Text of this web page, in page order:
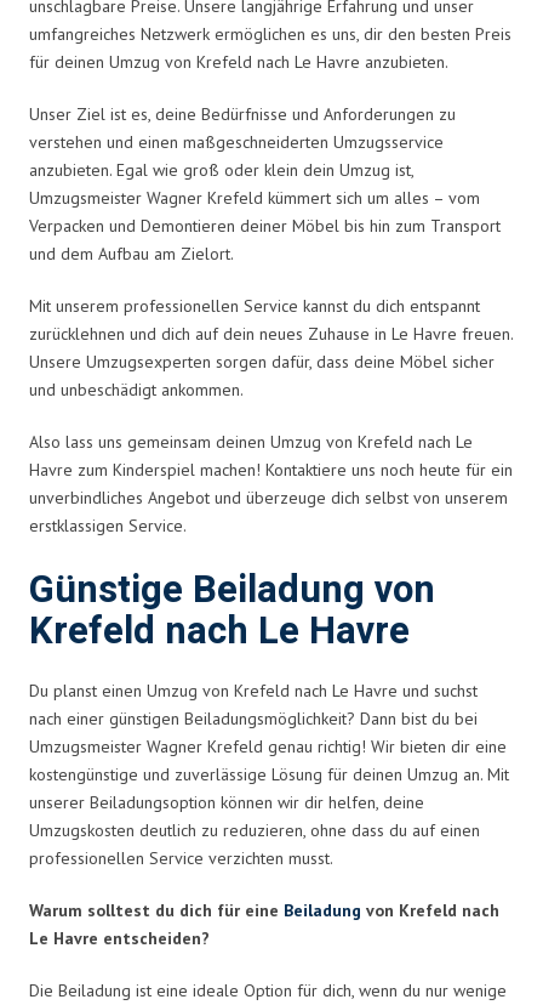
unschlagbare Preise. Unsere langjährige Erfahrung und unser
umfangreiches Netzwerk ermöglichen es uns, dir den besten Preis
für deinen Umzug von Krefeld nach Le Havre anzubieten.
Unser Ziel ist es, deine Bedürfnisse und Anforderungen zu
verstehen und einen maßgeschneiderten Umzugsservice
anzubieten. Egal wie groß oder klein dein Umzug ist,
Umzugsmeister Wagner Krefeld kümmert sich um alles – vom
Verpacken und Demontieren deiner Möbel bis hin zum Transport
und dem Aufbau am Zielort.
Mit unserem professionellen Service kannst du dich entspannt
zurücklehnen und dich auf dein neues Zuhause in Le Havre freuen.
Unsere Umzugsexperten sorgen dafür, dass deine Möbel sicher
und unbeschädigt ankommen.
Also lass uns gemeinsam deinen Umzug von Krefeld nach Le
Havre zum Kinderspiel machen! Kontaktiere uns noch heute für ein
unverbindliches Angebot und überzeuge dich selbst von unserem
erstklassigen Service.
Günstige Beiladung von
Krefeld nach Le Havre
Du planst einen Umzug von Krefeld nach Le Havre und suchst
nach einer günstigen Beiladungsmöglichkeit? Dann bist du bei
Umzugsmeister Wagner Krefeld genau richtig! Wir bieten dir eine
kostengünstige und zuverlässige Lösung für deinen Umzug an. Mit
unserer Beiladungsoption können wir dir helfen, deine
Umzugskosten deutlich zu reduzieren, ohne dass du auf einen
professionellen Service verzichten musst.
Warum solltest du dich für eine Beiladung von Krefeld nach
Le Havre entscheiden?
Die Beiladung ist eine ideale Option für dich, wenn du nur wenige